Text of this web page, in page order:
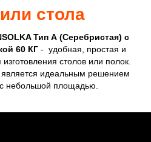
стола
Тип А (Серебристая) с
60 КГ- удобная, простая и
столов или полок.
идеальным решением
небольшой площадью.